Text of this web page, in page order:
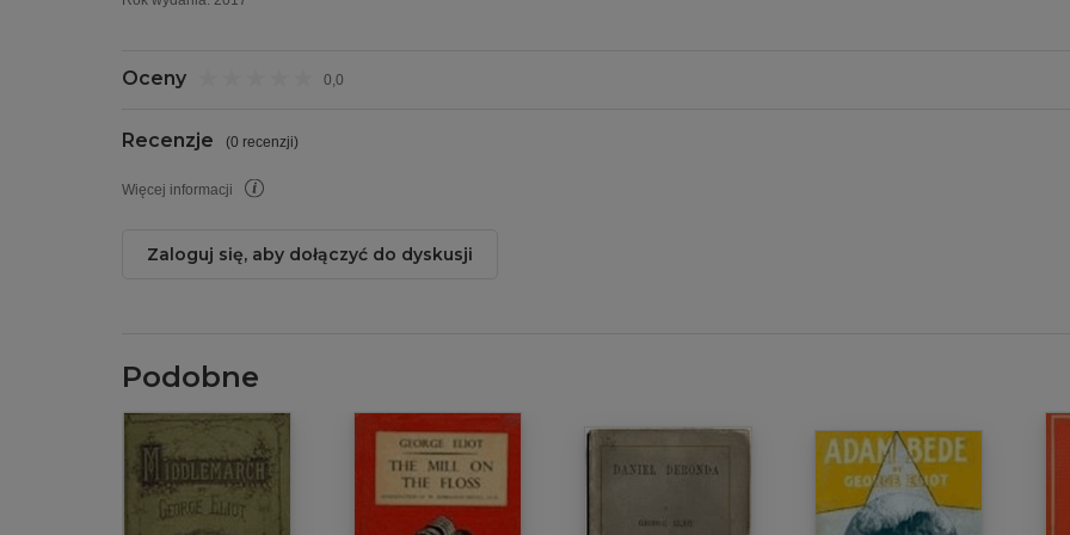
Oceny 0,0
Recenzje (0 recenzji)
Więcej informacji
Zaloguj się, aby dołączyć do dyskusji
Podobne